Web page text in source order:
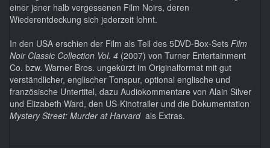
einer jener halb vergessenen Film Noirs, deren
Wiederentdeckung sich jederzeit lohnt.
In den USA erschien der Film als Teil des 5DVD-Box-Sets Film
Noir Classic Collection Vol. 4 (2007) von Turner Entertainment
Co. bzw. Warner Bros. ungekürzt im Originalformat mit gut
verständlicher, englischer Tonspur, optional englische und
französische Untertitel, dazu Audiokommentare von Alain Silver
und Elizabeth Ward, den US-Kinotrailer und die Dokumentation
Mystery Street: Murder at Harvard als Extras.